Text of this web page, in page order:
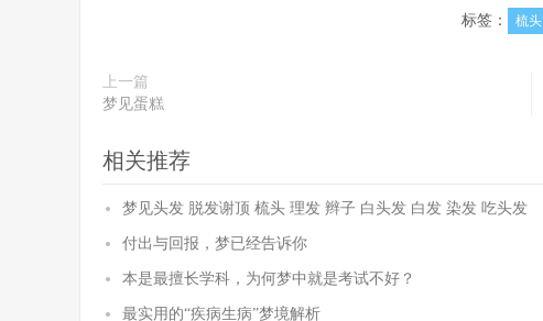
标签： 梳头
上一篇
梦见蛋糕
相关推荐
梦见头发 脱发谢顶 梳头 理发 辫子 白头发 白发 染发 吃头发
付出与回报，梦已经告诉你
本是最擅长学科，为何梦中就是考试不好？
最实用的“疾病生病”梦境解析